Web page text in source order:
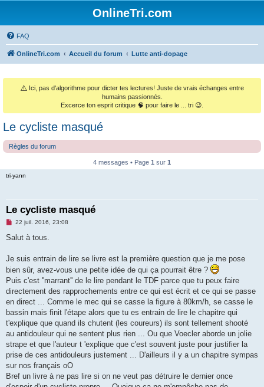
OnlineTri.com
FAQ
OnlineTri.com Accueil du forum Lutte anti-dopage
⚠️ Ici, pas d'algorithme pour dicter tes lectures! Juste de vrais échanges entre
humains passionnés.
Excerce ton esprit critique 🧠 pour faire le ... tri 😉.
Le cycliste masqué
Règles du forum
4 messages • Page 1 sur 1
tri-yann
Le cycliste masqué
M
s
g
n
o
n
l
u
22 juil. 2016, 23:08
Salut à tous.
Je suis entrain de lire se livre est la première question que je me pose
bien sûr, avez-vous une petite idée de qui ça pourrait être ?
Puis c'est ''marrant'' de le lire pendant le TDF parce que tu peux faire
directement des rapprochements entre ce qui est écrit et ce qui se passe
en direct ... Comme le mec qui se casse la figure à 80km/h, se casse le
bassin mais finit l'étape alors que tu es entrain de lire le chapitre qui
t'explique que quand ils chutent (les coureurs) ils sont tellement shooté
au antidouleur qui ne sentent plus rien ... Ou que Voecler aborde un jolie
strape et que l'auteur t 'explique que c'est souvent juste pour justifier la
prise de ces antidouleurs justement ... D'ailleurs il y a un chapitre sympas
sur nos français oO
Bref un livre à ne pas lire si on ne veut pas détruire le dernier once